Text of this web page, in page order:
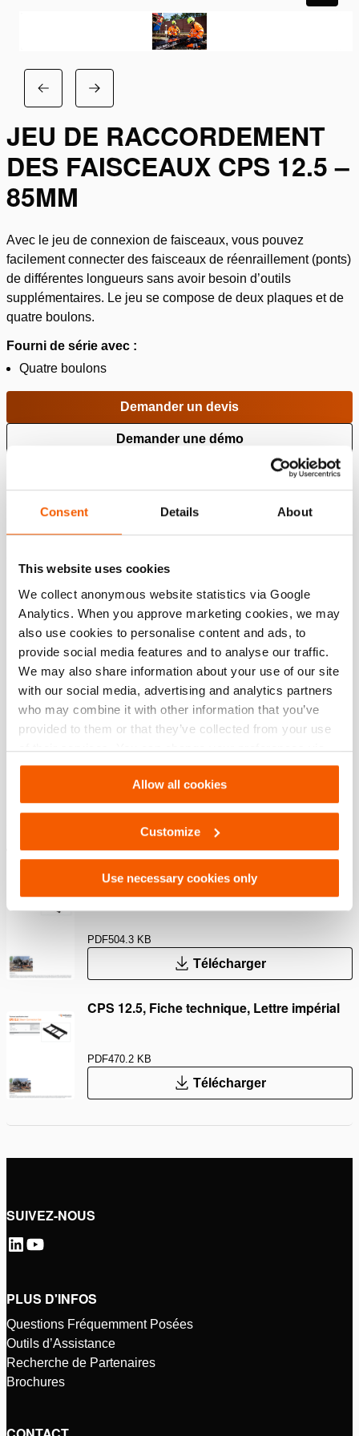
Consent Details About
This website uses cookies
We collect anonymous website statistics via Google
Analytics. When you approve marketing cookies, we may
also use cookies to personalise content and ads, to
provide social media features and to analyse our traffic.
We may also share information about your use of our site
with our social media, advertising and analytics partners
who may combine it with other information that you’ve
provided to them or that they’ve collected from your use
of their services. You can change your preferences via
Settings. See ourcookiestatement.
Allow all cookies
Customize
Use necessary cookies only
JEU DE RACCORDEMENT
DES FAISCEAUX CPS 12.5 –
85MM
Avec le jeu de connexion de faisceaux, vous pouvez
facilement connecter des faisceaux de réenraillement (ponts)
de différentes longueurs sans avoir besoin d’outils
supplémentaires. Le jeu se compose de deux plaques et de
quatre boulons.
Fourni de série avec :
Quatre boulons
Demander un devis
Demander une démo
poids, prêt à l'emploi: 16.3 kg
Détails
Numéro d'article 101.001.077
Specifications bases
modèle
Téléchargements
CPS 12.5, Fiche technique, A4 métrique
PDF504.3 KB
Télécharger
CPS 12.5, Fiche technique, Lettre impérial
PDF470.2 KB
Télécharger
SUIVEZ-NOUS
PLUS D'INFOS
Questions Fréquemment Posées
Outils d’Assistance
Recherche de Partenaires
Brochures